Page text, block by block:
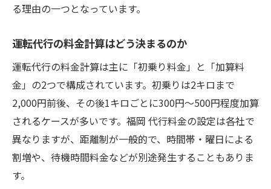
る理由の一つとなっています。
運転代行の料金計算はどう決まるのか
運転代行の料金計算は主に「初乗り料金」と「加算料
金」の2つで構成されています。初乗りは2キロまで
2,000円前後、その後1キロごとに300円〜500円程度加算
されるケースが多いです。福岡 代行料金の設定は各社で
異なりますが、距離制が一般的で、時間帯・曜日による
割増や、待機時間料金などが別途発生することもありま
す。